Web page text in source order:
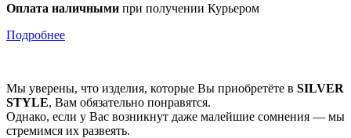
Оплата наличными при получении Курьером
Подробнее
Мы уверены, что изделия, которые Вы приобретёте в SILVER
STYLE, Вам обязательно понравятся.
Однако, если у Вас возникнут даже малейшие сомнения — мы
стремимся их развеять.